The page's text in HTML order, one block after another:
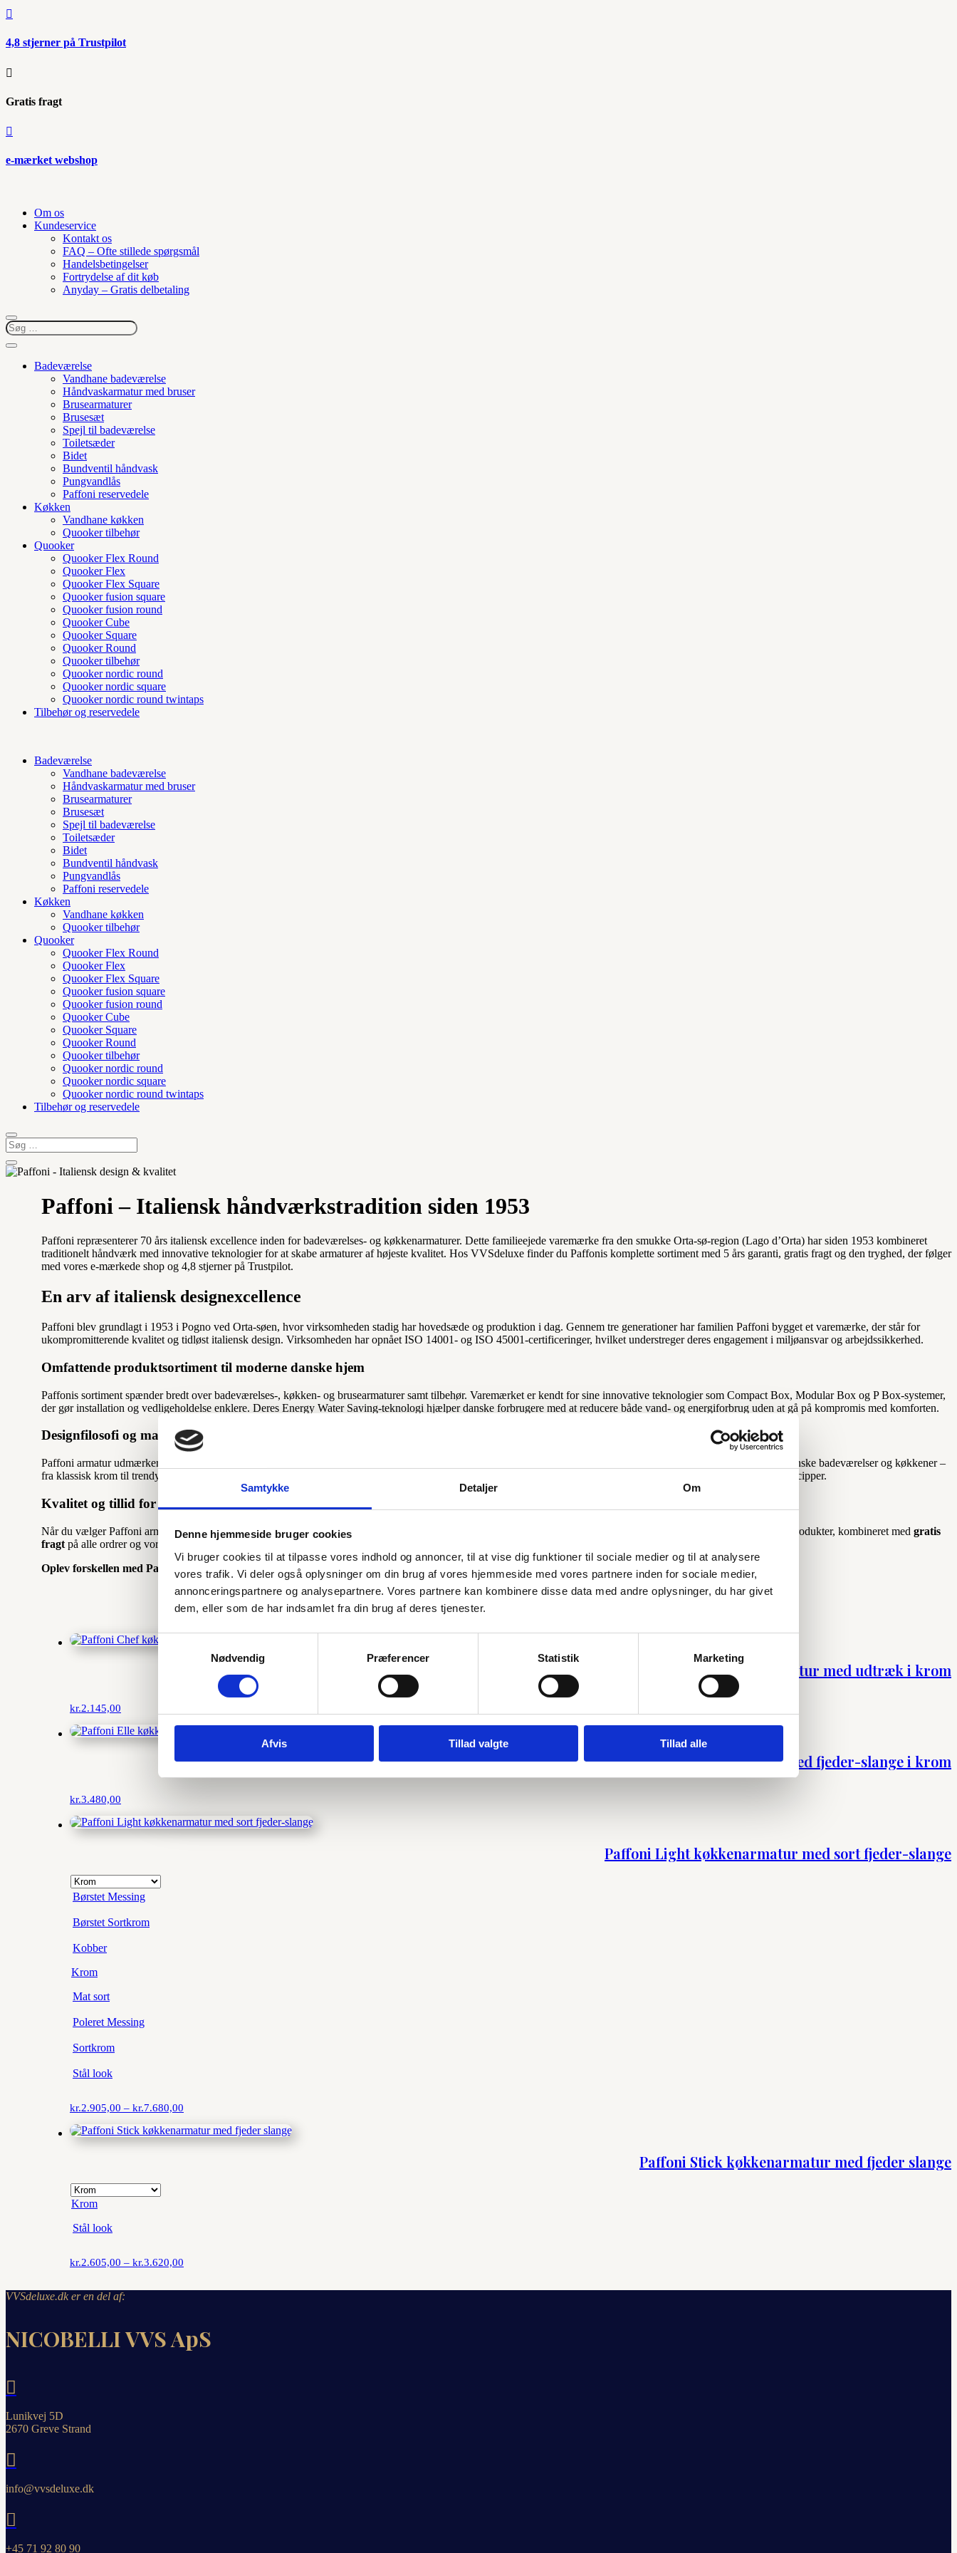
Samtykke Detaljer Om
Denne hjemmeside bruger cookies
Vi bruger cookies til at tilpasse vores indhold og annoncer, til at vise dig funktioner til sociale medier og til at analysere
vores trafik. Vi deler også oplysninger om din brug af vores hjemmeside med vores partnere inden for sociale medier,
annonceringspartnere og analysepartnere. Vores partnere kan kombinere disse data med andre oplysninger, du har givet
dem, eller som de har indsamlet fra din brug af deres tjenester.
Samtykkevalg
Nødvendig
Præferencer Statistik Marketing
Afvis Tillad valgte Tillad alle

4,8 stjerner på Trustpilot

Gratis fragt

e-mærket webshop
Om os
Kundeservice
Kontakt os
FAQ – Ofte stillede spørgsmål
Handelsbetingelser
Fortrydelse af dit køb
Anyday – Gratis delbetaling
Badeværelse
Vandhane badeværelse
Håndvaskarmatur med bruser
Brusearmaturer
Brusesæt
Spejl til badeværelse
Toiletsæder
Bidet
Bundventil håndvask
Pungvandlås
Paffoni reservedele
Køkken
Vandhane køkken
Quooker tilbehør
Quooker
Quooker Flex Round
Quooker Flex
Quooker Flex Square
Quooker fusion square
Quooker fusion round
Quooker Cube
Quooker Square
Quooker Round
Quooker tilbehør
Quooker nordic round
Quooker nordic square
Quooker nordic round twintaps
Tilbehør og reservedele
Badeværelse
Vandhane badeværelse
Håndvaskarmatur med bruser
Brusearmaturer
Brusesæt
Spejl til badeværelse
Toiletsæder
Bidet
Bundventil håndvask
Pungvandlås
Paffoni reservedele
Køkken
Vandhane køkken
Quooker tilbehør
Quooker
Quooker Flex Round
Quooker Flex
Quooker Flex Square
Quooker fusion square
Quooker fusion round
Quooker Cube
Quooker Square
Quooker Round
Quooker tilbehør
Quooker nordic round
Quooker nordic square
Quooker nordic round twintaps
Tilbehør og reservedele
Paffoni – Italiensk håndværkstradition siden 1953
Paffoni repræsenterer 70 års italiensk excellence inden for badeværelses- og køkkenarmaturer. Dette familieejede varemærke fra den smukke Orta-sø-region (Lago d’Orta) har siden 1953 kombineret
traditionelt håndværk med innovative teknologier for at skabe armaturer af højeste kvalitet. Hos VVSdeluxe finder du Paffonis komplette sortiment med 5 års garanti, gratis fragt og den tryghed, der følger
med vores e-mærkede shop og 4,8 stjerner på Trustpilot.
En arv af italiensk designexcellence
Paffoni blev grundlagt i 1953 i Pogno ved Orta-søen, hvor virksomheden stadig har hovedsæde og produktion i dag. Gennem tre generationer har familien Paffoni bygget et varemærke, der står for
ukompromitterende kvalitet og tidløst italiensk design. Virksomheden har opnået ISO 14001- og ISO 45001-certificeringer, hvilket understreger deres engagement i miljøansvar og arbejdssikkerhed.
Omfattende produktsortiment til moderne danske hjem
Paffonis sortiment spænder bredt over badeværelses-, køkken- og brusearmaturer samt tilbehør. Varemærket er kendt for sine innovative teknologier som Compact Box, Modular Box og P Box-systemer,
der gør installation og vedligeholdelse enklere. Deres Energy Water Saving-teknologi hjælper danske forbrugere med at reducere både vand- og energiforbrug uden at gå på kompromis med komforten.
Designfilosofi og materialevalg
Paffoni armatur udmærker sig ved sin perfekte balance mellem funktionalitet og æstetik. Varemærket tilbyder armaturer i forskellige overflader, der passer til moderne danske badeværelser og køkkener –
fra klassisk krom til trendy matsort og børstet stål-look. Det italienske designteam skaber produkter, der både følger internationale trends og respekterer tidløse designprincipper.
Kvalitet og tillid for danske kunder
Når du vælger Paffoni armatur hos VVSdeluxe, får du ikke kun italiensk designkvalitet, men også dansk kundeservice og tryghed. Vores på alle Paffoni-produkter, kombineret med gratis
fragt på alle ordrer og vores status som e-mærket webshop
Oplev forskellen med Paffoni armatur – hvor italiensk tradition møder moderne dansk livsstil. Udforsk vores udvalg og find det perfekte armatur til dit hjem.
Paffoni Chef køkkenarmatur med udtræk i krom
kr.2.145,00
Paffoni Elle køkkenarmatur med fjeder-slange i krom
kr.3.480,00
Paffoni Light køkkenarmatur med sort fjeder-slange
Børstet Messing
Børstet Sortkrom
Kobber
Krom
Mat sort
Poleret Messing
Sortkrom
Stål look
kr.2.905,00 – kr.7.680,00
kr.2.905,00
Paffoni Stick køkkenarmatur med fjeder slange
Krom
Stål look
kr.2.605,00 – kr.3.620,00
VVSdeluxe.dk er en del af:
NICOBELLI VVS ApS

Lunikvej 5D
2670 Greve Strand

info@vvsdeluxe.dk

+45 71 92 80 90